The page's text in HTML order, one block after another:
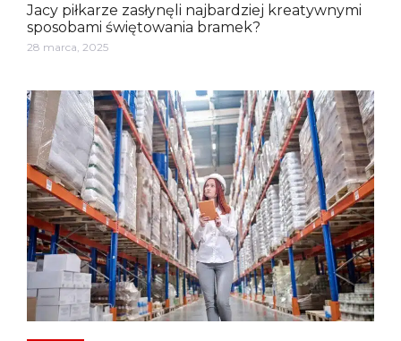
Jacy piłkarze zasłynęli najbardziej kreatywnymi
sposobami świętowania bramek?
28 marca, 2025